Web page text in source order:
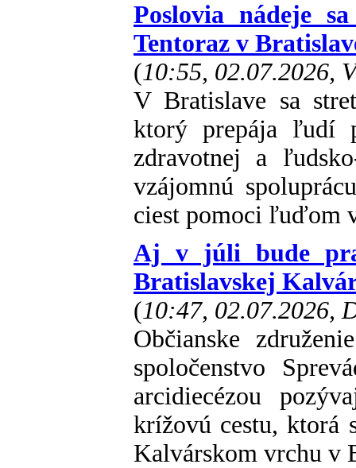
Poslovia nádeje
Tentoraz v
(10:55, 02.07.2026,
V Bratislave sa
ktorý prepája ľudí
zdravotnej a
vzájomnú
ciest pomoci ľuďom
Aj v júli bude
Bratislavskej
(10:47, 02.07.2026,
Občianske
spoločenstvo
arcidiecézou
krížovú cestu, ktorá
Kalvárskom vrchu v